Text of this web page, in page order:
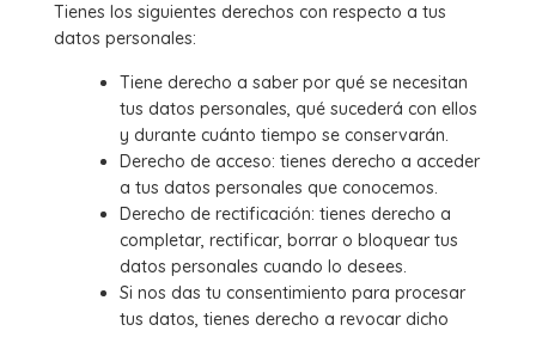
Tienes los siguientes derechos con respecto a tus
datos personales:
Tiene derecho a saber por qué se necesitan
tus datos personales, qué sucederá con ellos
y durante cuánto tiempo se conservarán.
Derecho de acceso: tienes derecho a acceder
a tus datos personales que conocemos.
Derecho de rectificación: tienes derecho a
completar, rectificar, borrar o bloquear tus
datos personales cuando lo desees.
Si nos das tu consentimiento para procesar
tus datos, tienes derecho a revocar dicho